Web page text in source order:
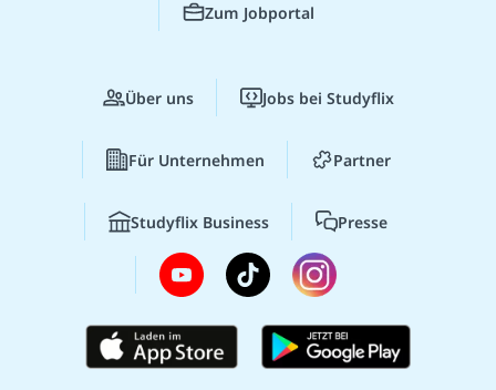
Zum Jobportal
Über uns Jobs bei Studyflix
Für Unternehmen Partner
Studyflix Business Presse